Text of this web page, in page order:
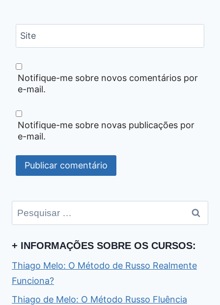
Site
Notifique-me sobre novos comentários por
e-mail.
Notifique-me sobre novas publicações por
e-mail.
Pesquisar
por:
+ INFORMAÇÕES SOBRE OS CURSOS:
Thiago Melo: O Método de Russo Realmente
Funciona?
Thiago de Melo: O Método Russo Fluência